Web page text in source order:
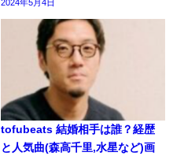
2024年5月4日
tofubeats 結婚相手は誰？経歴
と人気曲(森高千里,水星など)画